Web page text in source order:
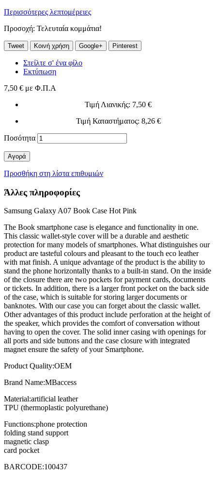
Περισσότερες λεπτομέρειες
Προσοχή: Τελευταία κομμάτια!
Tweet Κοινή χρήση Google+ Pinterest
Στείλτε σ' ένα φίλο
Εκτύπωση
7,50 € με Φ.Π.Α
Τιμή Λιανικής: 7,50 €
Τιμή Καταστήματος: 8,26 €
Ποσότητα
Αγορά
Προσθήκη στη λίστα επιθυμιών
Άλλες πληροφορίες
Samsung Galaxy A07 Book Case Hot Pink
The Book smartphone case is elegance and functionality in one.
This classic wallet-style cover will be a durable and aesthetic
protection for many models of smartphones. What distinguishes our
product are tasteful colours and pleasant to the touch eco leather
with mat finish. A unique advantage of the product is the ability to
stand the phone horizontally thanks to a built-in stand. On the inside
of the closure there are two pockets for payment cards, documents
or tickets. In addition, there is a larger front pocket on the back side
of the case, which is suitable for storing larger documents or
banknotes. With our case you can forget about the classic wallet.
Other advantages of this product include perforation at the height of
the speaker, which provides the comfort of conversation without
having to open the cover. The solid inner casing with openings for
all ports and side buttons and the case closure with integrated
magnet ensure the safety of your Smartphone.
Product Quality:OEM
Brand Name:MBaccess
Material:artificial leather
TPU (thermoplastic polyurethane)
Functions:phone protection
folding stand support
magnetic clasp
card pocket
BARCODE:100437